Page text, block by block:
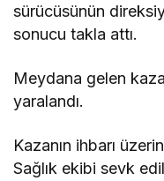
sürücüsünün
sonucu takla attı.
Meydana gelen
yaralandı.
Kazanın ihbarı
Sağlık ekibi sevk